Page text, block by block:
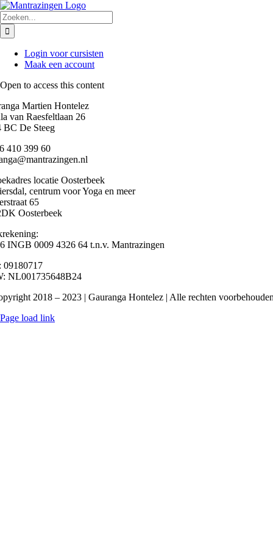
Ga
naar
inhoud
Zoeken
naar:
Login voor cursisten
Maak een account
Open to access this content
Martien Hontelez
van Raesfeltlaan 26
BC De Steeg
410 399 60
locatie Oosterbeek
centrum voor Yoga en meer
65
Oosterbeek
INGB 0009 4326 64 t.n.v. Mantrazingen
09180717
NL001735648B24
2018 – 2023 | Gauranga Hontelez | Alle rechten
Page load link